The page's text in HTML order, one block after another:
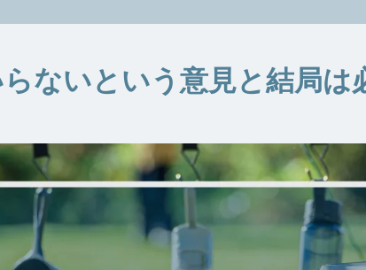
ないという意見と結局は